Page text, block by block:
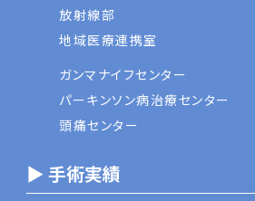
放射線部
地域医療連携室
ガンマナイフセンター
パーキンソン病治療センター
頭痛センター
▶ 手術実績